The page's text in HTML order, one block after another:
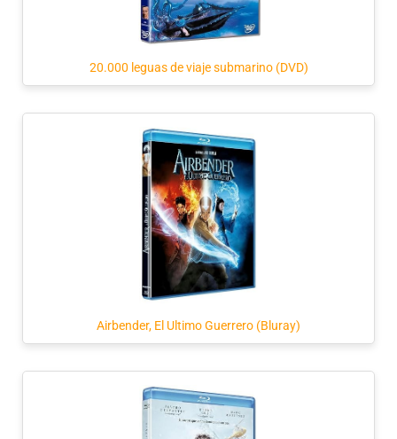
20.000 leguas de viaje submarino (DVD)
Airbender, El Ultimo Guerrero (Bluray)